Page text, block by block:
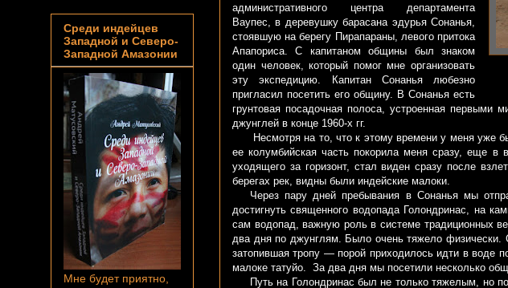
административного центра департамента
Ваупес, в деревушку барасана эдурья Сонанья,
стоявшую на берегу Пирапараны, левого притока
Апапориса. С капитаном общины был знаком
один человек, который помог мне организовать
эту экспедицию. Капитан Сонанья любезно
пригласил посетить его общину. В Сонанья есть
грунтовая посадочная полоса, устроенная первыми
джунглей в конце 1960-х гг.
Несмотря на то, что к этому времени у меня уже
ее колумбийская часть покорила меня сразу, еще в
уходящего за горизонт, стал виден сразу после
берегах рек, видны были индейские малоки.
Через пару дней пребывания в Сонанья мы
достигнуть священного водопада Голондринас, на
сам водопад, важную роль в системе традиционных
два дня по джунглям. Было очень тяжело
затопившая тропу — порой приходилось идти в воде
малоке татуйо. За два дня мы посетили несколько
Путь на Голондринас был не только тяжелым, но
Среди индейцев
Западной и Северо-
Западной Амазонии
Мне будет приятно,